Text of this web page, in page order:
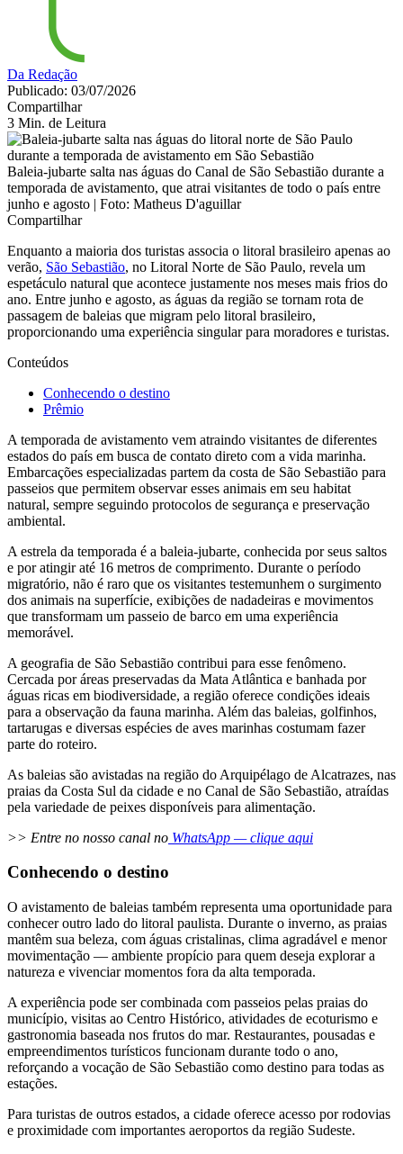
Da Redação
Publicado: 03/07/2026
Compartilhar
3 Min. de Leitura
Baleia-jubarte salta nas águas do Canal de São Sebastião durante a
temporada de avistamento, que atrai visitantes de todo o país entre
junho e agosto | Foto: Matheus D'aguillar
Compartilhar
Enquanto a maioria dos turistas associa o litoral brasileiro apenas ao
verão, São Sebastião, no Litoral Norte de São Paulo, revela um
espetáculo natural que acontece justamente nos meses mais frios do
ano. Entre junho e agosto, as águas da região se tornam rota de
passagem de baleias que migram pelo litoral brasileiro,
proporcionando uma experiência singular para moradores e turistas.
Conteúdos
Conhecendo o destino
Prêmio
A temporada de avistamento vem atraindo visitantes de diferentes
estados do país em busca de contato direto com a vida marinha.
Embarcações especializadas partem da costa de São Sebastião para
passeios que permitem observar esses animais em seu habitat
natural, sempre seguindo protocolos de segurança e preservação
ambiental.
A estrela da temporada é a baleia-jubarte, conhecida por seus saltos
e por atingir até 16 metros de comprimento. Durante o período
migratório, não é raro que os visitantes testemunhem o surgimento
dos animais na superfície, exibições de nadadeiras e movimentos
que transformam um passeio de barco em uma experiência
memorável.
A geografia de São Sebastião contribui para esse fenômeno.
Cercada por áreas preservadas da Mata Atlântica e banhada por
águas ricas em biodiversidade, a região oferece condições ideais
para a observação da fauna marinha. Além das baleias, golfinhos,
tartarugas e diversas espécies de aves marinhas costumam fazer
parte do roteiro.
As baleias são avistadas na região do Arquipélago de Alcatrazes, nas
praias da Costa Sul da cidade e no Canal de São Sebastião, atraídas
pela variedade de peixes disponíveis para alimentação.
>> Entre no nosso canal no WhatsApp — clique aqui
Conhecendo o destino
O avistamento de baleias também representa uma oportunidade para
conhecer outro lado do litoral paulista. Durante o inverno, as praias
mantêm sua beleza, com águas cristalinas, clima agradável e menor
movimentação — ambiente propício para quem deseja explorar a
natureza e vivenciar momentos fora da alta temporada.
A experiência pode ser combinada com passeios pelas praias do
município, visitas ao Centro Histórico, atividades de ecoturismo e
gastronomia baseada nos frutos do mar. Restaurantes, pousadas e
empreendimentos turísticos funcionam durante todo o ano,
reforçando a vocação de São Sebastião como destino para todas as
estações.
Para turistas de outros estados, a cidade oferece acesso por rodovias
e proximidade com importantes aeroportos da região Sudeste.